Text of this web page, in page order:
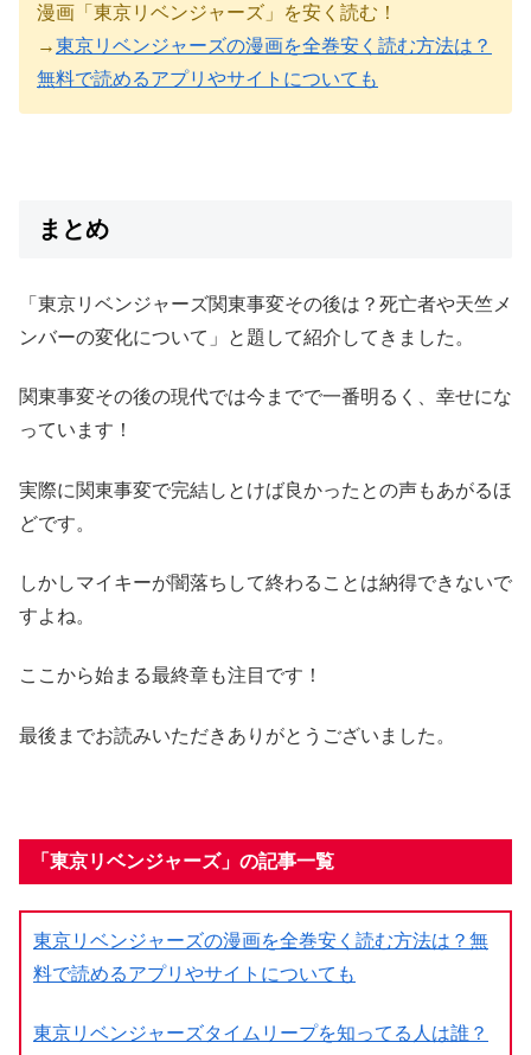
漫画「東京リベンジャーズ」を安く読む！
→東京リベンジャーズの漫画を全巻安く読む方法は？
無料で読めるアプリやサイトについても
まとめ
「東京リベンジャーズ関東事変その後は？死亡者や天竺メ
ンバーの変化について」と題して紹介してきました。
関東事変その後の現代では今までで一番明るく、幸せにな
っています！
実際に関東事変で完結しとけば良かったとの声もあがるほ
どです。
しかしマイキーが闇落ちして終わることは納得できないで
すよね。
ここから始まる最終章も注目です！
最後までお読みいただきありがとうございました。
「東京リベンジャーズ」の記事一覧
東京リベンジャーズの漫画を全巻安く読む方法は？無
料で読めるアプリやサイトについても
東京リベンジャーズタイムリープを知ってる人は誰？